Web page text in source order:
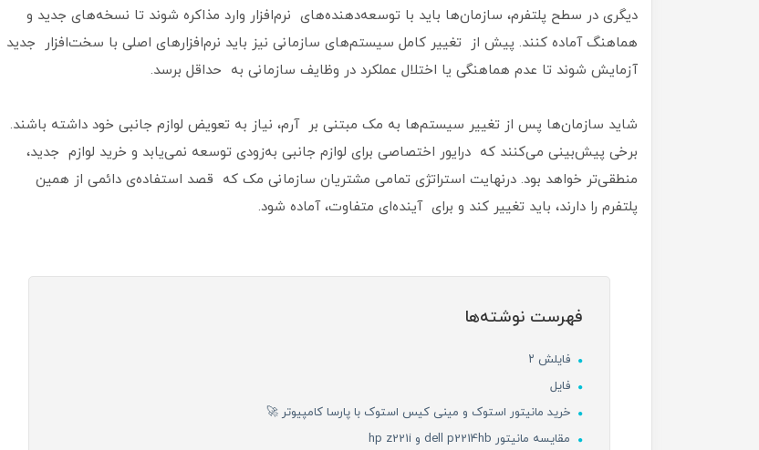
دیگری در سطح پلتفرم، سازمان‌ها باید با توسعه‌دهنده‌های نرم‌افزار وارد مذاکره شوند تا نسخه‌های جدید و
هماهنگ آماده کنند. پیش از تغییر کامل سیستم‌های سازمانی نیز باید نرم‌افزارهای اصلی با سخت‌افزار جدید
آزمایش شوند تا عدم هماهنگی یا اختلال عملکرد در وظایف سازمانی به حداقل برسد.
شاید سازمان‌ها پس از تغییر سیستم‌ها به مک مبتنی بر آرم، نیاز به تعویض لوازم جانبی خود داشته باشند.
برخی پیش‌بینی می‌کنند که درایور اختصاصی برای لوازم جانبی به‌زودی توسعه نمی‌یابد و خرید لوازم جدید،
‌منطقی‌تر خواهد بود. درنهایت استراتژی تمامی مشتریان سازمانی مک که قصد استفاده‌ی دائمی از همین
پلتفرم را دارند، باید تغییر کند و برای آینده‌ای متفاوت، آماده شود.
فهرست نوشته‌ها
فایلش ۲
فایل
خرید مانیتور استوک و مینی کیس استوک با پارسا کامپیوتر 🚀
مقایسه مانیتور dell p2214hb و hp z221i